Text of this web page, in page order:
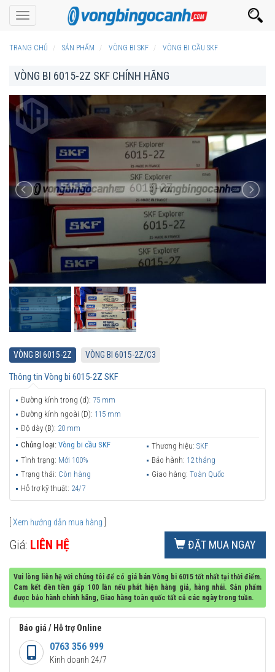
Toggle
navigation
TRANG CHỦ SẢN PHẨM VÒNG BI SKF VÒNG BI CẦU SKF
VÒNG BI 6015-2Z SKF CHÍNH HÃNG
VÒNG BI 6015-2Z VÒNG BI 6015-2Z/C3
Thông tin Vòng bi 6015-2Z SKF
Đường kính trong (d): 75 mm
Đường kính ngoài (D): 115 mm
Độ dày (B): 20 mm
Chủng loại: Vòng bi cầu SKF Thương hiệu: SKF
Tình trạng: Mới 100% Bảo hành: 12 tháng
Trạng thái: Còn hàng Giao hàng: Toàn Quốc
Hỗ trợ kỹ thuật: 24/7
Xem hướng dẫn mua hàng
Giá: LIÊN HỆ ĐẶT MUA NGAY
Vui lòng liên hệ với chúng tôi để có giá bán Vòng bi 6015 tốt nhất tại thời điểm.
Cam kết đền tiền gấp 100 lần nếu phát hiện hàng giả, hàng nhái. Sản phẩm
được bảo hành chính hãng, Giao hàng toàn quốc tất cả các ngày trong tuần.
Báo giá / Hỗ trợ Online
0763 356 999
Kinh doanh 24/7